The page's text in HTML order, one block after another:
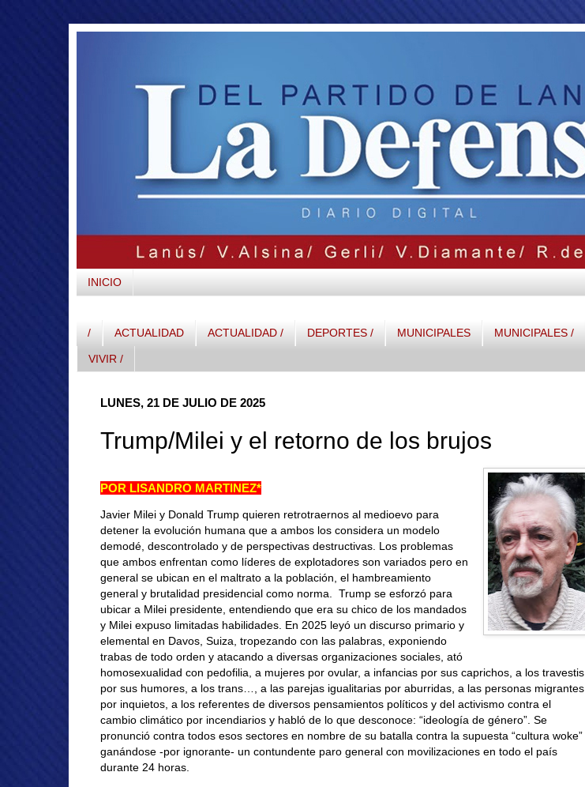
INICIO
/ ACTUALIDAD ACTUALIDAD / DEPORTES / MUNICIPALES MUNICIPALES /
VIVIR /
LUNES, 21 DE JULIO DE 2025
Trump/Milei y el retorno de los brujos
POR LISANDRO MARTINEZ*
Javier Milei y Donald Trump quieren retrotraernos al medioevo para
detener la evolución humana que a ambos los considera un modelo
demodé, descontrolado y de perspectivas destructivas. Los problemas
que ambos enfrentan como líderes de explotadores son variados pero en
general se ubican en el maltrato a la población, el hambreamiento
general y brutalidad presidencial como norma. Trump se esforzó para
ubicar a Milei presidente, entendiendo que era su chico de los mandados
y Milei expuso limitadas habilidades. En 2025 leyó un discurso primario y
elemental en Davos, Suiza, tropezando con las palabras, exponiendo
trabas de todo orden y atacando a diversas organizaciones sociales, ató
homosexualidad con pedofilia, a mujeres por ovular, a infancias por sus caprichos, a los travestis
por sus humores, a los trans…, a las parejas igualitarias por aburridas, a las personas migrantes
por inquietos, a los referentes de diversos pensamientos políticos y del activismo contra el
cambio climático por incendiarios y habló de lo que desconoce: “ideología de género”. Se
pronunció contra todos esos sectores en nombre de su batalla contra la supuesta “cultura woke”
ganándose -por ignorante- un contundente paro general con movilizaciones en todo el país
durante 24 horas.